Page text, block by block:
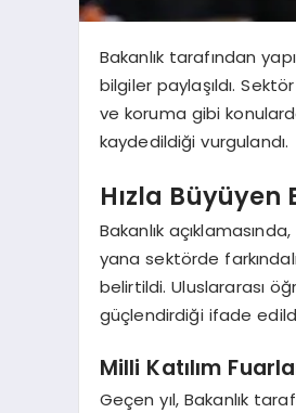
Bakanlık tarafından
bilgiler paylaşıldı.
ve koruma gibi
kaydedildiği vurgulandı.
Hızla
Bakanlık
yana sektörde
belirtildi. Uluslararası
güçlendirdiği ifade
Milli Katılım
Geçen yıl, Bakanlık